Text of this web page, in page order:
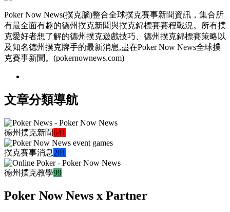
Poker Now News(撲克腦)整合全球撲克賽事新聞資訊，集合所
有最全面有趣的德州撲克新聞與撲克錦標賽賽程戰況。所有撲
克愛好者想了解的德州撲克遊戲技巧、德州撲克錦標賽策略以
及知名德州撲克牌手的最新消息,盡在Poker Now News全球撲
克賽事新聞。(pokernownews.com)
文章分類導航
德州撲克新聞641
撲克賽事消息201
德州撲克教學99
Poker Now News x Partner